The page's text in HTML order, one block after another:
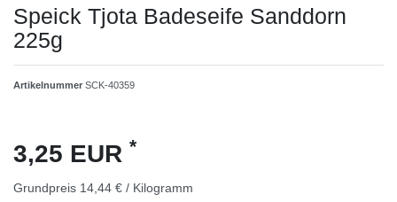
Speick Tjota Badeseife Sanddorn
225g
Artikelnummer SCK-40359
3,25 EUR *
Grundpreis 14,44 € / Kilogramm